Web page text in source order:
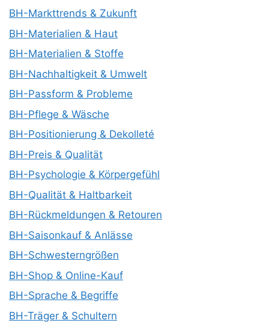
BH-Markttrends & Zukunft
BH-Materialien & Haut
BH-Materialien & Stoffe
BH-Nachhaltigkeit & Umwelt
BH-Passform & Probleme
BH-Pflege & Wäsche
BH-Positionierung & Dekolleté
BH-Preis & Qualität
BH-Psychologie & Körpergefühl
BH-Qualität & Haltbarkeit
BH-Rückmeldungen & Retouren
BH-Saisonkauf & Anlässe
BH-Schwesterngrößen
BH-Shop & Online-Kauf
BH-Sprache & Begriffe
BH-Träger & Schultern